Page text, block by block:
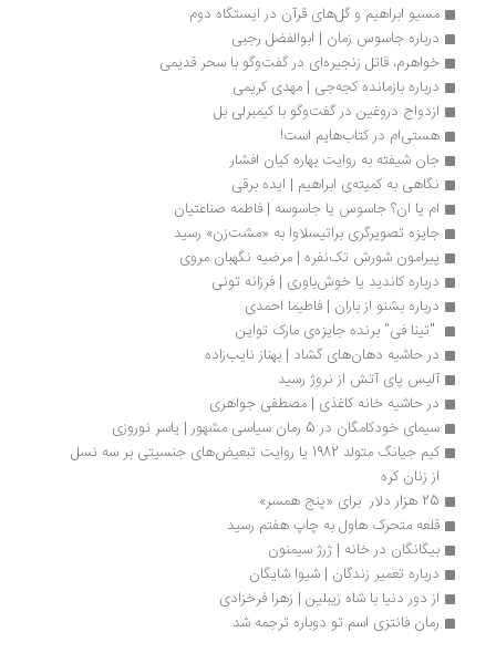
مسیو ابراهیم و گل‌های قرآن در ایستگاه دوم
درباره جاسوس زمان | ابوالفضل رجبی
خواهرم، قاتل زنجیره‌ای در گفت‌وگو با سحر قدیمی
درباره بازمانده کجه‌جی | مهدی کریمی
ازدواج دروغین در گفت‌وگو با کیمبرلی بل
هستی‌ام در کتاب‌هایم است!
جان شیفته به روایت بهاره کیان افشار
نگاهی به کمیته‌ی ابراهیم | ایده برقی
ام یا ان؟ جاسوس یا جاسوسه | فاطمه صناعتیان
جایزه تصویرگری براتیسلاوا به «مشت‌زن» رسید
پیرامون شورش تک‌نفره | مرضیه نگهبان مروی
درباره کاندید یا خوش‌باوری | فرزانه تونی
درباره بشنو از باران | فاطیما احمدی
"تینا فی" برنده‌ جایزه‌ی مارک تواین
در حاشیه دهان‌های گشاد | بهناز نایب‌زاده
آلیس پای آتش از نروژ رسید
در حاشیه خانه کاغذی | مصطفی جواهری
سیمای خودکامگان در 5 رمان سیاسی مشهور | یاسر نوروزی
کیم جیانگ متولد 1982 یا روایت تبعیض‌های جنسیتی بر سه نسل
از زنان کره
قلعه متحرک هاول به چاپ هفتم رسید
بیگانگان در خانه | ژرژ سیمنون
درباره تعمیر زندگان | شیوا شایگان
از دور دنیا با شاه زیبلین | زهرا فرخزادی
رمان فانتزی اسم تو دوباره ترجمه شد